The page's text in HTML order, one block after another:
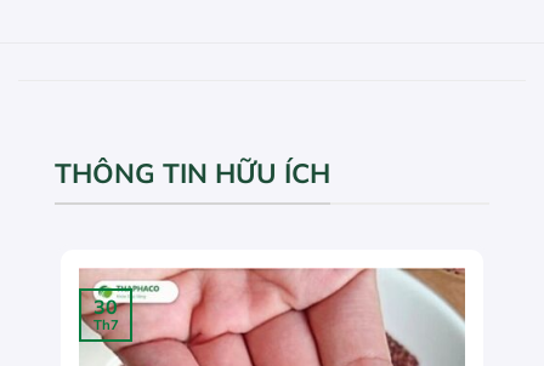
THÔNG TIN HỮU ÍCH
30
Th7